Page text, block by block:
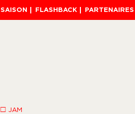
SAISON FLASHBACK PARTENAIRES
□ JAM